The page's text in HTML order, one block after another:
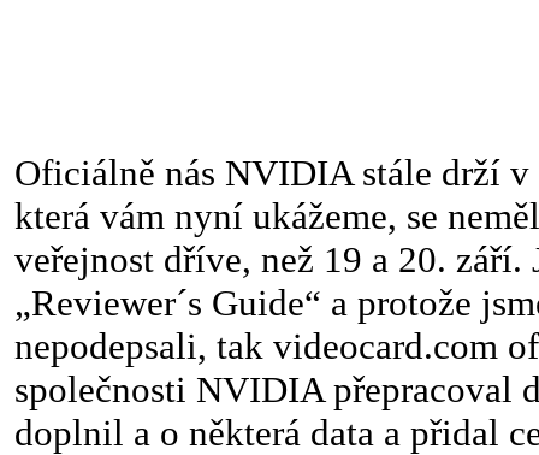
Oficiálně nás NVIDIA stále drží
která vám nyní ukážeme, se
veřejnost dříve, než 19 a 20. září.
„Reviewer´s Guide“ a protože
nepodepsali, tak videocard.com
společnosti NVIDIA přepracoval
doplnil a o některá data a přidal